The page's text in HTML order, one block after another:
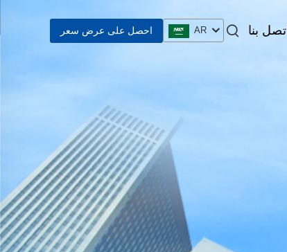
اتصل بنا AR احصل على عرض سعر